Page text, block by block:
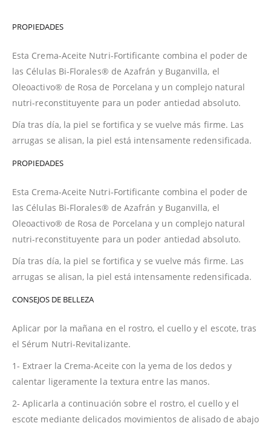
PROPIEDADES
Esta Crema-Aceite Nutri-Fortificante combina el poder de
las Células Bi-Florales® de Azafrán y Buganvilla, el
Oleoactivo® de Rosa de Porcelana y un complejo natural
nutri-reconstituyente para un poder antiedad absoluto.
Día tras día, la piel se fortifica y se vuelve más firme. Las
arrugas se alisan, la piel está intensamente redensificada.
PROPIEDADES
Esta Crema-Aceite Nutri-Fortificante combina el poder de
las Células Bi-Florales® de Azafrán y Buganvilla, el
Oleoactivo® de Rosa de Porcelana y un complejo natural
nutri-reconstituyente para un poder antiedad absoluto.
Día tras día, la piel se fortifica y se vuelve más firme. Las
arrugas se alisan, la piel está intensamente redensificada.
CONSEJOS DE BELLEZA
Aplicar por la mañana en el rostro, el cuello y el escote, tras
el Sérum Nutri-Revitalizante.
1- Extraer la Crema-Aceite con la yema de los dedos y
calentar ligeramente la textura entre las manos.
2- Aplicarla a continuación sobre el rostro, el cuello y el
escote mediante delicados movimientos de alisado de abajo